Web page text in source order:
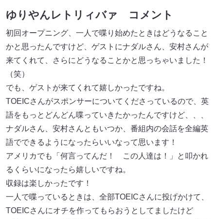
ゆりやんレトリィバァ コメント
初回オープニング、一人で喋り始めたときはどうなること
かと思ったんですけど、ゲストにナダルさん、安村さんが
来てくれて、さらにどうなることかと思っちゃいました！
（笑）
でも、ゲストが来てくれて嬉しかったですね。
TOEICさんがスポンサーについてくださっているので、英
語をもっとどんどん喋っていきたかったんですけど、、、
ナダルさん、安村さんともいつか、番組内の会話を全編英
語でできるようになったらいいなって思います！
アメリカでも「何言ってんだ！ この人達は！」と叩かれ
るくらいになったら嬉しいですね。
収録は楽しかったです！
一人で喋っているときは、全部TOEICさんに投げかけて、
TOEICさんにオチを作ってもらおうとしてましたけど